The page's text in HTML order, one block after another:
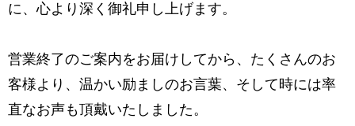
に、心より深く御礼申し上げます。
営業終了のご案内をお届けしてから、たくさんのお
客様より、 温かい励ましのお言葉、そして時には率
直なお声も頂戴いたしました。